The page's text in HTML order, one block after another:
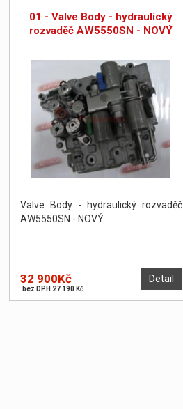
01 - Valve Body - hydraulický
rozvaděč AW5550SN - NOVÝ
Valve Body - hydraulický rozvaděč
AW5550SN - NOVÝ
Detail
32 900Kč
bez DPH 27 190 Kč